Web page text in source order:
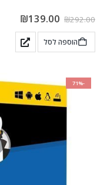
₪292.00
₪139.00
הוספה לסל
-71%